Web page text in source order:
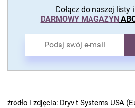
Dołącz do naszej listy
DARMOWY MAGAZYN
źródło i zdjęcia: Dryvit Systems USA